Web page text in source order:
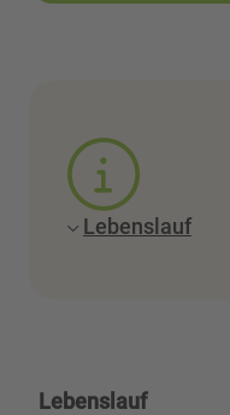
Lebenslauf
Lebenslauf